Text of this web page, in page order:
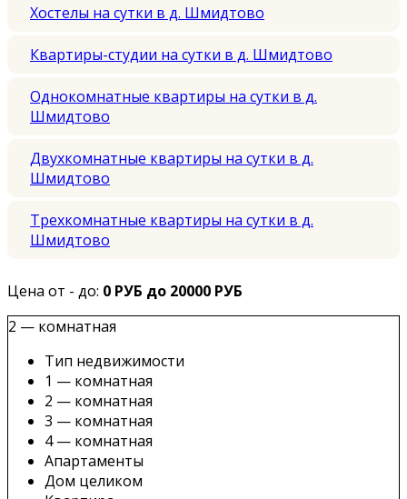
Хостелы на сутки в д. Шмидтово
Квартиры-студии на сутки в д. Шмидтово
Однокомнатные квартиры на сутки в д.
Шмидтово
Двухкомнатные квартиры на сутки в д.
Шмидтово
Трехкомнатные квартиры на сутки в д.
Шмидтово
Цена от - до: 0 РУБ до 20000 РУБ
2 — комнатная
Тип недвижимости
1 — комнатная
2 — комнатная
3 — комнатная
4 — комнатная
Апартаменты
Дом целиком